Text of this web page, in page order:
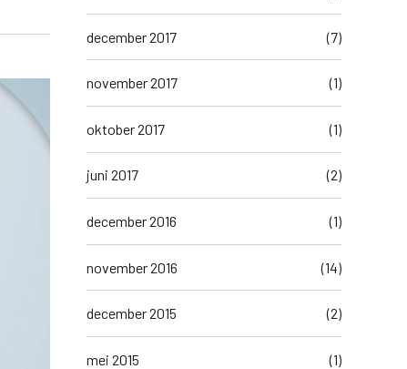
december 2017 (7)
november 2017 (1)
oktober 2017 (1)
juni 2017 (2)
december 2016 (1)
november 2016 (14)
december 2015 (2)
mei 2015 (1)